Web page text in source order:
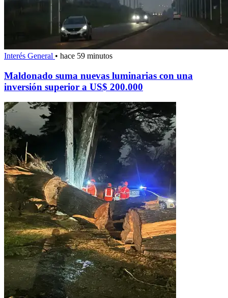
Interés General • hace 59 minutos
Maldonado suma nuevas luminarias con una
inversión superior a US$ 200.000